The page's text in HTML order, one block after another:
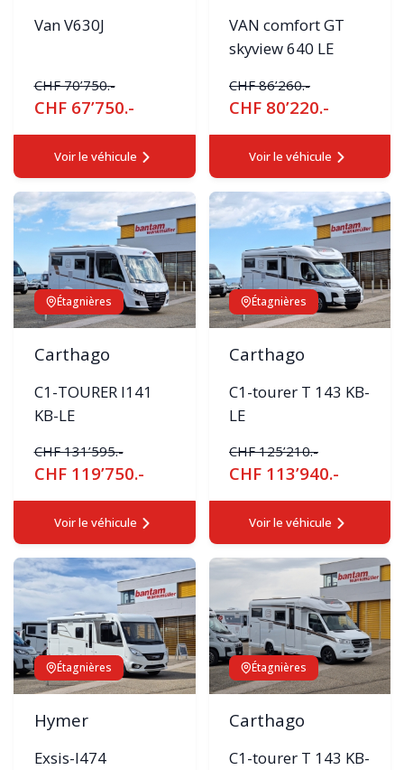
Van V630J
CHF 70’750.-
CHF 67’750.-
Voir le véhicule
VAN comfort GT
skyview 640 LE
CHF 86’260.-
CHF 80’220.-
Voir le véhicule
Étagnières
Carthago
C1-TOURER I141
KB-LE
CHF 131’595.-
CHF 119’750.-
Voir le véhicule
Étagnières
Carthago
C1-tourer T 143 KB-
LE
CHF 125’210.-
CHF 113’940.-
Voir le véhicule
Étagnières
Hymer
Exsis-I474
Étagnières
Carthago
C1-tourer T 143 KB-